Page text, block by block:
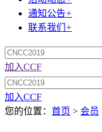
通知公告+
联系我们 +
加入CCF
加入CCF
您的位置： 首页 > 会员